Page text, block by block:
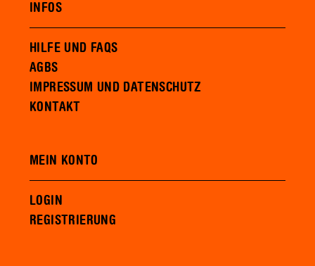
INFOS
HILFE UND FAQS
AGBS
IMPRESSUM UND DATENSCHUTZ
KONTAKT
MEIN KONTO
LOGIN
REGISTRIERUNG